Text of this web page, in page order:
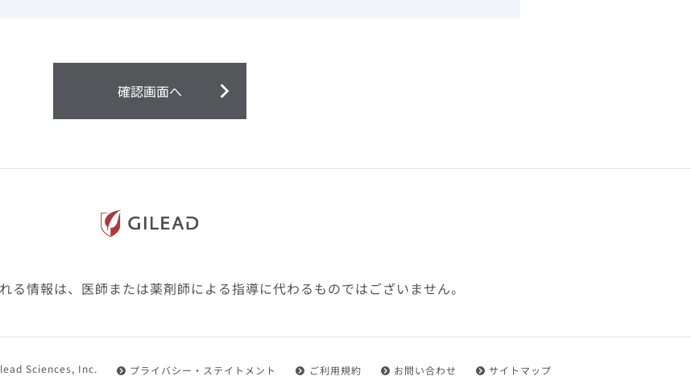
第２条（会員）
1.会員とは、医療関係者の方で、本サービスの利用規約（以下、「本規約」といいます）
4.会員は、設置した機器がギリアドの示す利用環境に適合していない場合や自らの機器の
設定により本サービスの利用ができない場合があることを予め了承するものとします。ま
5.会員は、登録した会員情報に変更が生じた場合には、その都度速やかに本サイト内に設
確認画面へ
る情報は、医師または薬剤師による指導に代わるものではございません。
Sciences, Inc. プライバシー・ステイトメント ご利用規約 お問い合わせ サイトマップ